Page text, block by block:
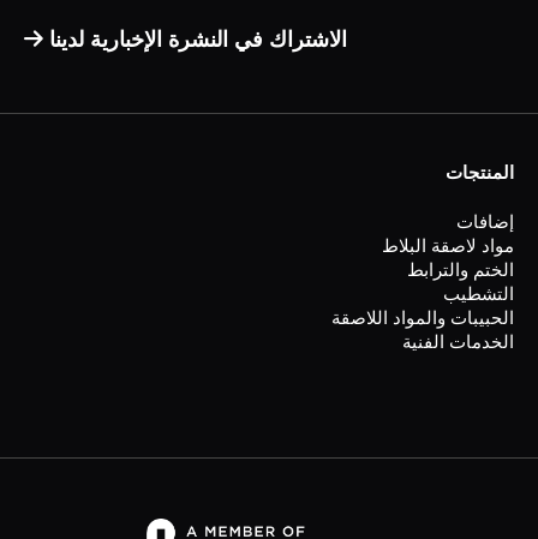
الاشتراك في النشرة الإخبارية لدينا
المنتجات
إضافات
مواد لاصقة البلاط
الختم والترابط
التشطيب
الحبيبات والمواد اللاصقة
الخدمات الفنية